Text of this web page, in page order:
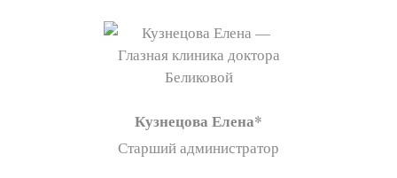
Кузнецова Елена
Старший администратор